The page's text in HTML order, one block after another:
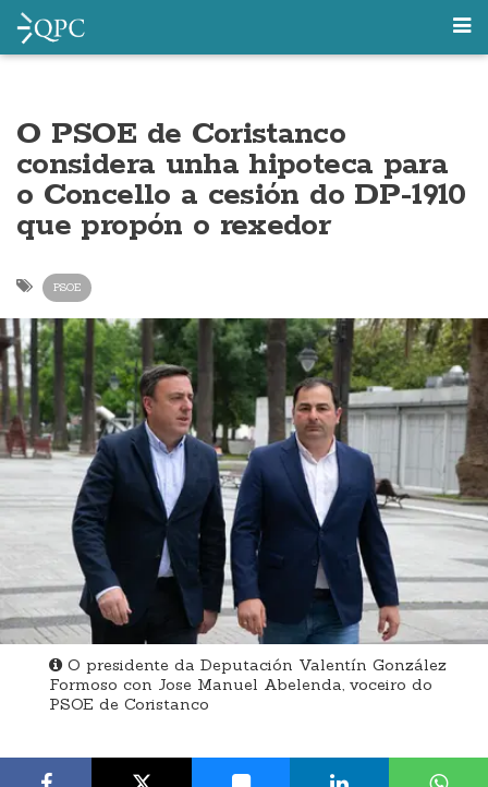
O PSOE de Coristanco
considera unha hipoteca para
o Concello a cesión do DP-1910
que propón o rexedor
PSOE
O presidente da Deputación Valentín González
Formoso con Jose Manuel Abelenda, voceiro do
PSOE de Coristanco